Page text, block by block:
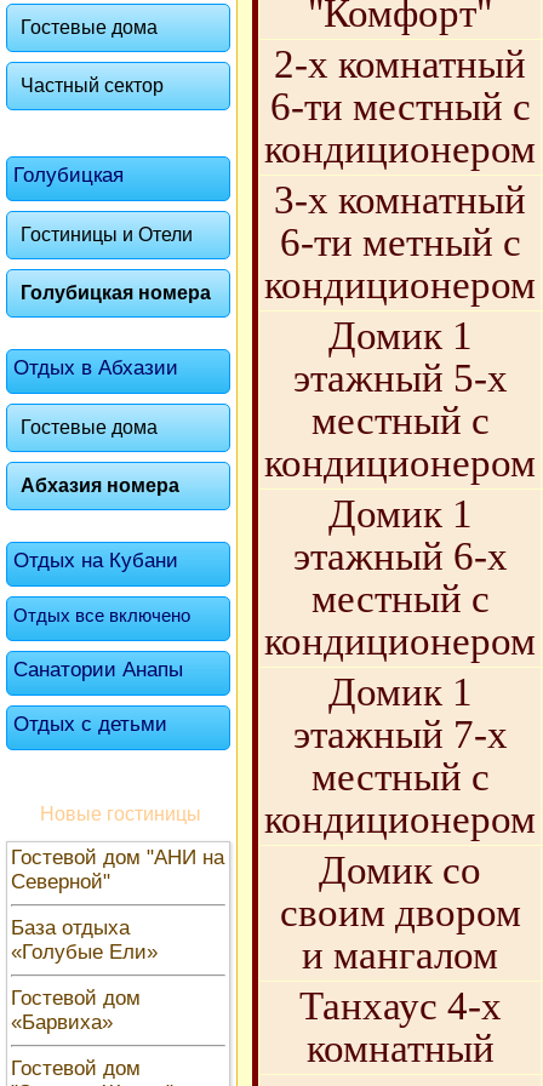
Гостевые дома
Частный сектор
Голубицкая
Гостиницы и Отели
Голубицкая номера
Отдых в Абхазии
Гостевые дома
Абхазия номера
Отдых на Кубани
Отдых все включено
Санатории Анапы
Отдых с детьми
Новые гостиницы
Гостевой дом "АНИ на
Северной"
База отдыха
«Голубые Ели»
Гостевой дом
«Барвиха»
Гостевой дом
"Комфорт"
2-х комнатный
6-ти местный с
кондиционером
3-х комнатный
6-ти метный с
кондиционером
Домик 1
этажный 5-х
местный с
кондиционером
Домик 1
этажный 6-х
местный с
кондиционером
Домик 1
этажный 7-х
местный с
кондиционером
Домик со
своим двором
и мангалом
Танхаус 4-х
комнатный